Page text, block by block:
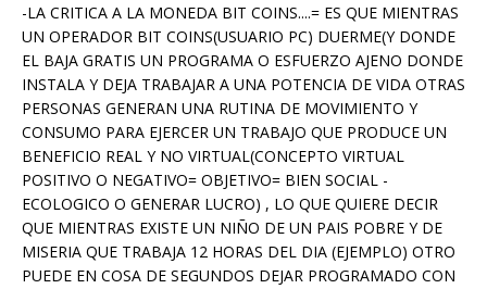
-LA CRITICA A LA MONEDA BIT COINS....= ES QUE MIENTRAS
UN OPERADOR BIT COINS(USUARIO PC) DUERME(Y DONDE
EL BAJA GRATIS UN PROGRAMA O ESFUERZO AJENO DONDE
INSTALA Y DEJA TRABAJAR A UNA POTENCIA DE VIDA OTRAS
PERSONAS GENERAN UNA RUTINA DE MOVIMIENTO Y
CONSUMO PARA EJERCER UN TRABAJO QUE PRODUCE UN
BENEFICIO REAL Y NO VIRTUAL(CONCEPTO VIRTUAL
POSITIVO O NEGATIVO= OBJETIVO= BIEN SOCIAL -
ECOLOGICO O GENERAR LUCRO) , LO QUE QUIERE DECIR
QUE MIENTRAS EXISTE UN NIÑO DE UN PAIS POBRE Y DE
MISERIA QUE TRABAJA 12 HORAS DEL DIA (EJEMPLO) OTRO
PUEDE EN COSA DE SEGUNDOS DEJAR PROGRAMADO CON